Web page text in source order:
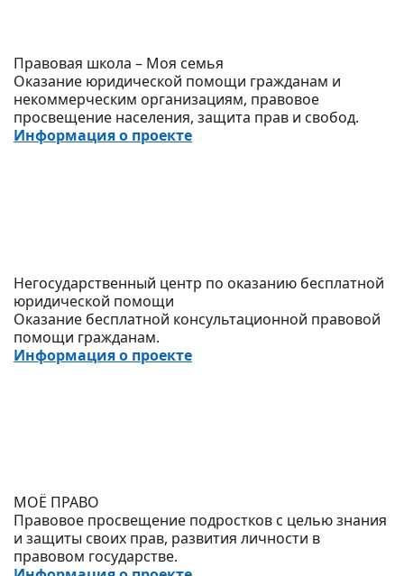
Правовая школа – Моя семья
Оказание юридической помощи гражданам и
некоммерческим организациям, правовое
просвещение населения, защита прав и свобод.
Информация о проекте
Негосударственный центр по оказанию бесплатной
юридической помощи
Оказание бесплатной консультационной правовой
помощи гражданам.
Информация о проекте
МОЁ ПРАВО
Правовое просвещение подростков с целью знания
и защиты своих прав, развития личности в
правовом государстве.